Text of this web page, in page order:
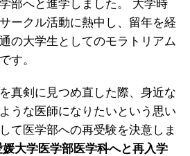
部へと進学しました。 大学時
ークル活動に熱中し、留年を経
の大学生としてのモラトリアム
す。
真剣に見つめ直した際、身近な
うな医師になりたいという思い
て医学部への再受験を決意しま
大学医学部医学科へと再入学